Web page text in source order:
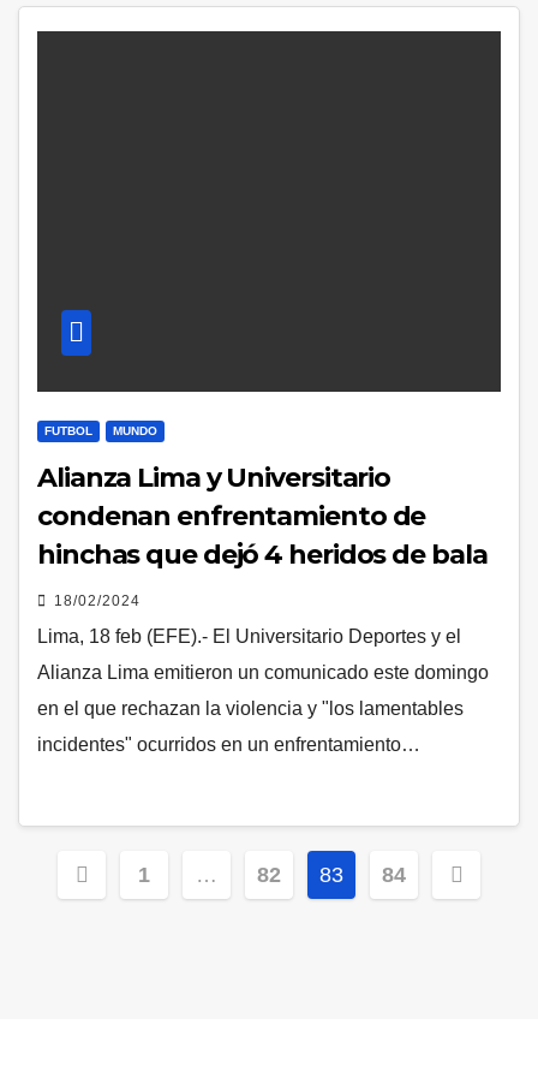
FUTBOL MUNDO
Alianza Lima y Universitario
condenan enfrentamiento de
hinchas que dejó 4 heridos de bala
18/02/2024
Lima, 18 feb (EFE).- El Universitario Deportes y el
Alianza Lima emitieron un comunicado este domingo
en el que rechazan la violencia y "los lamentables
incidentes" ocurridos en un enfrentamiento…
Posts
1 … 82 83 84